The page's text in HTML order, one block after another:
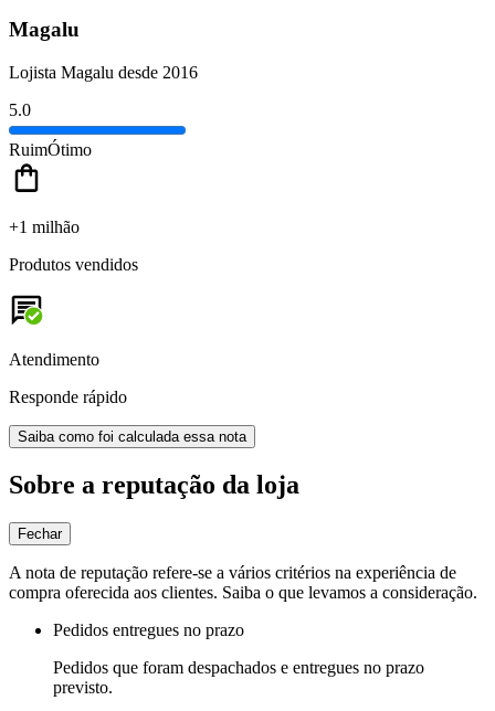
Magalu
Lojista Magalu desde 2016
5.0
RuimÓtimo
+1 milhão
Produtos vendidos
Atendimento
Responde rápido
Saiba como foi calculada essa nota
Sobre a reputação da loja
Fechar
A nota de reputação refere-se a vários critérios na experiência de
compra oferecida aos clientes. Saiba o que levamos a consideração.
Pedidos entregues no prazo
Pedidos que foram despachados e entregues no prazo
previsto.